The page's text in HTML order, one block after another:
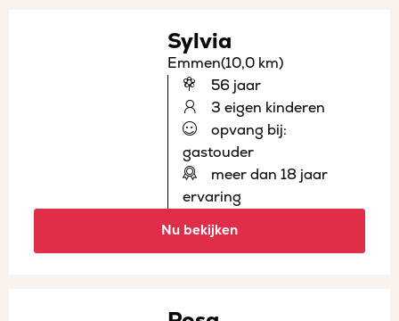
Sylvia
Emmen(10,0 km)
56 jaar
3 eigen kinderen
opvang bij:
gastouder
meer dan 18 jaar
ervaring
Nu bekijken